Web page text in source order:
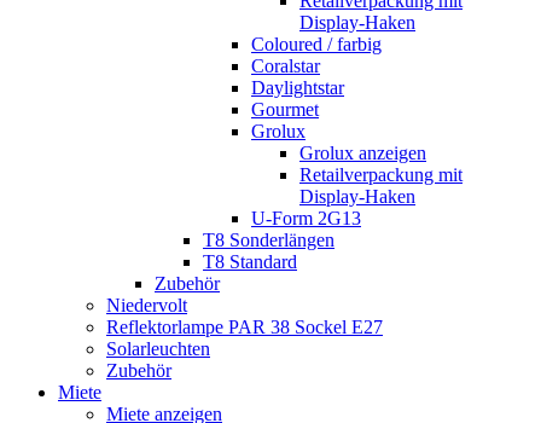
Display-Haken
Coloured / farbig
Coralstar
Daylightstar
Gourmet
Grolux
Grolux anzeigen
Retailverpackung mit
Display-Haken
U-Form 2G13
T8 Sonderlängen
T8 Standard
Zubehör
Niedervolt
Reflektorlampe PAR 38 Sockel E27
Solarleuchten
Zubehör
Miete
Miete anzeigen